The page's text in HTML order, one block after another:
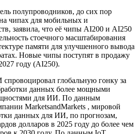
полупроводников, до сих пор
чипах для мобильных и
заявила, что её чипы AI200 и AI250
стоечного масштабирования
памяти для улучшенного вывода
Новые чипы поступят в продажу
году (AI250).
глобальную гонку за
данных более мощными
для ИИ. По данным
MarketsandMarkets , мировой
данных для ИИ, по прогнозам,
долларов в 2025 году до более чем